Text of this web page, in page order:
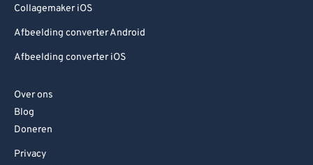
Collagemaker iOS
Afbeelding converter Android
Afbeelding converter iOS
Over ons
Blog
Doneren
Privacy